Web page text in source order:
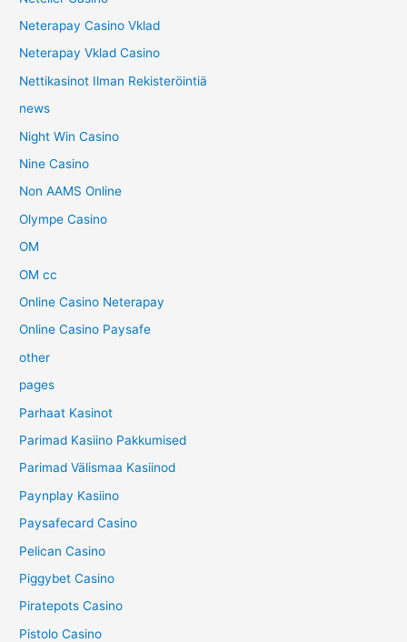
Neterapay Casino Vklad
Neterapay Vklad Casino
Nettikasinot Ilman Rekisteröintiä
news
Night Win Casino
Nine Casino
Non AAMS Online
Olympe Casino
OM
OM cc
Online Casino Neterapay
Online Casino Paysafe
other
pages
Parhaat Kasinot
Parimad Kasiino Pakkumised
Parimad Välismaa Kasiinod
Paynplay Kasiino
Paysafecard Casino
Pelican Casino
Piggybet Casino
Piratepots Casino
Pistolo Casino